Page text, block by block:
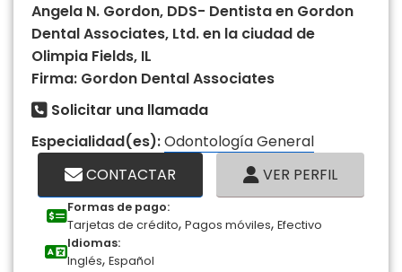
Angela N. Gordon, DDS- Dentista en Gordon
Dental Associates, Ltd. en la ciudad de
Olimpia Fields, IL
Firma: Gordon Dental Associates
Solicitar una llamada
Especialidad(es):Odontología General
CONTACTAR
VER PERFIL
Formas de pago:
Tarjetas de crédito, Pagos móviles, Efectivo
Idiomas:
Inglés, Español